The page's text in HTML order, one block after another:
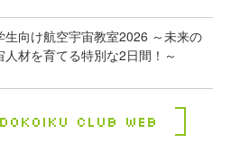
生向け航空宇宙教室2026 ～未来の
人材を育てる特別な2日間！～
Dokoiku Club Web